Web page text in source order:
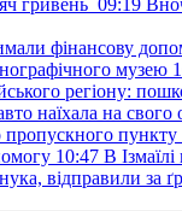
гривень 09:19
фінансову
музею
регіону:
наїхала на свого
пропускного
10:47 В
відправили за